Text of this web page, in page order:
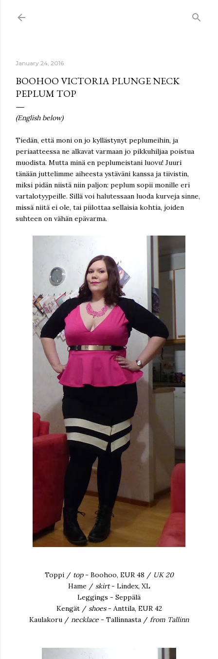
January 24, 2016
BOOHOO VICTORIA PLUNGE NECK
PEPLUM TOP
(English below)
Tiedän, että moni on jo kyllästynyt peplumeihin, ja
periaatteessa ne alkavat varmaan jo pikkuhiljaa poistua
muodista. Mutta minä en peplumeistani luovu! Juuri
tänään juttelimme aiheesta ystäväni kanssa ja tiivistin,
miksi pidän niistä niin paljon: peplum sopii monille eri
vartalotyypeille. Sillä voi halutessaan luoda kurveja sinne,
missä niitä ei ole, tai piilottaa sellaisia kohtia, joiden
suhteen on vähän epävarma.
Toppi / top- Boohoo, EUR 48 / UK 20
Hame / skirt- Lindex, XL
Leggings - Seppälä
Kengät / shoes- Anttila, EUR 42
Kaulakoru / necklace - Tallinnasta / from Tallinn